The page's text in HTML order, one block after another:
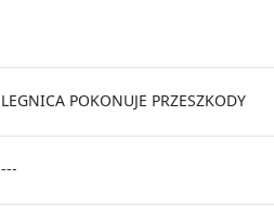
LEGNICA POKONUJE PRZESZKODY
---